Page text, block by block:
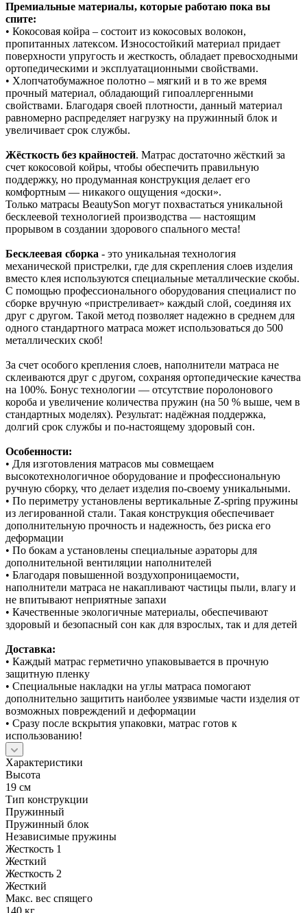
Премиальные материалы, которые работаю пока вы
спите:
• Кокосовая койра – состоит из кокосовых волокон,
пропитанных латексом. Износостойкий материал придает
поверхности упругость и жесткость, обладает превосходными
ортопедическими и эксплуатационными свойствами.
• Хлопчатобумажное полотно – мягкий и в то же время
прочный материал, обладающий гипоаллергенными
свойствами. Благодаря своей плотности, данный материал
равномерно распределяет нагрузку на пружинный блок и
увеличивает срок службы.
Жёсткость без крайностей. Матрас достаточно жёсткий за
счет кокосовой койры, чтобы обеспечить правильную
поддержку, но продуманная конструкция делает его
комфортным — никакого ощущения «доски».
Только матрасы BeautySon могут похвастаться уникальной
бесклеевой технологией производства — настоящим
прорывом в создании здорового спального места!
Бесклеевая сборка - это уникальная технология
механической пристрелки, где для скрепления слоев изделия
вместо клея используются специальные металлические скобы.
С помощью профессионального оборудования специалист по
сборке вручную «пристреливает» каждый слой, соединяя их
друг с другом. Такой метод позволяет надежно в среднем для
одного стандартного матраса может использоваться до 500
металлических скоб!
За счет особого крепления слоев, наполнители матраса не
склеиваются друг с другом, сохраняя ортопедические качества
на 100%. Бонус технологии — отсутствие поролонового
короба и увеличение количества пружин (на 50 % выше, чем в
стандартных моделях). Результат: надёжная поддержка,
долгий срок службы и по‑настоящему здоровый сон.
Особенности:
• Для изготовления матрасов мы совмещаем
высокотехнологичное оборудование и профессиональную
ручную сборку, что делает изделия по-своему уникальными.
• По периметру установлены вертикальные Z-spring пружины
из легированной стали. Такая конструкция обеспечивает
дополнительную прочность и надежность, без риска его
деформации
• По бокам а установлены специальные аэраторы для
дополнительной вентиляции наполнителей
• Благодаря повышенной воздухопроницаемости,
наполнители матраса не накапливают частицы пыли, влагу и
не впитывают неприятные запахи
• Качественные экологичные материалы, обеспечивают
здоровый и безопасный сон как для взрослых, так и для детей
Доставка:
• Каждый матрас герметично упаковывается в прочную
защитную пленку
• Специальные накладки на углы матраса помогают
дополнительно защитить наиболее уязвимые части изделия от
возможных повреждений и деформации
• Сразу после вскрытия упаковки, матрас готов к
использованию!
Характеристики
Высота
19 см
Тип конструкции
Пружинный
Пружинный блок
Независимые пружины
Жесткость 1
Жесткий
Жесткость 2
Жесткий
Макс. вес спящего